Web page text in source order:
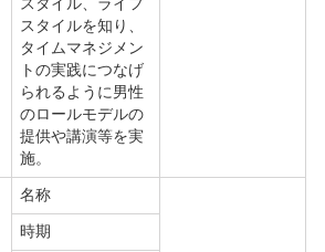
スタイル、ライフ
スタイルを知り、
タイムマネジメン
トの実践につなげ
られるように男性
のロールモデルの
提供や講演等を実
施。
名称
時期